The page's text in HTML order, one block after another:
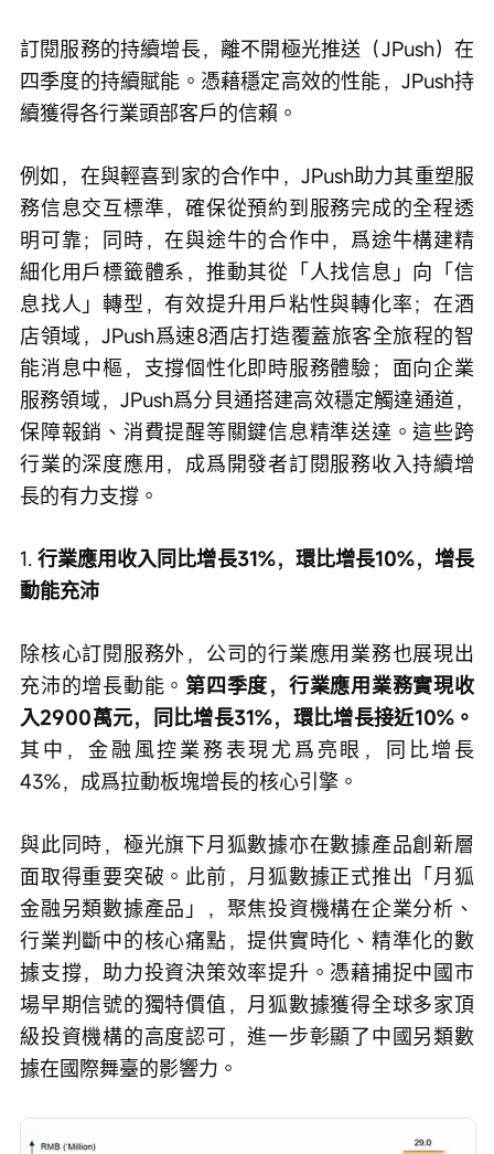
訂閱服務的持續增長，離不開極光推送（JPush）在
四季度的持續賦能。憑藉穩定高效的性能，JPush持
續獲得各行業頭部客戶的信賴。
例如，在與輕喜到家的合作中，JPush助力其重塑服
務信息交互標準，確保從預約到服務完成的全程透
明可靠；同時，在與途牛的合作中，爲途牛構建精
細化用戶標籤體系，推動其從「人找信息」向「信
息找人」轉型，有效提升用戶粘性與轉化率；在酒
店領域，JPush爲速8酒店打造覆蓋旅客全旅程的智
能消息中樞，支撐個性化即時服務體驗；面向企業
服務領域，JPush爲分貝通搭建高效穩定觸達通道，
保障報銷、消費提醒等關鍵信息精準送達。這些跨
行業的深度應用，成爲開發者訂閱服務收入持續增
長的有力支撐。
1. 行業應用收入同比增長31%，環比增長10%，增長
動能充沛
除核心訂閱服務外，公司的行業應用業務也展現出
充沛的增長動能。第四季度，行業應用業務實現收
入2900萬元，同比增長31%，環比增長接近10%。
其中，金融風控業務表現尤爲亮眼，同比增長
43%，成爲拉動板塊增長的核心引擎。
與此同時，極光旗下月狐數據亦在數據產品創新層
面取得重要突破。此前，月狐數據正式推出「月狐
金融另類數據產品」，聚焦投資機構在企業分析、
行業判斷中的核心痛點，提供實時化、精準化的數
據支撐，助力投資決策效率提升。憑藉捕捉中國市
場早期信號的獨特價值，月狐數據獲得全球多家頂
級投資機構的高度認可，進一步彰顯了中國另類數
據在國際舞臺的影響力。